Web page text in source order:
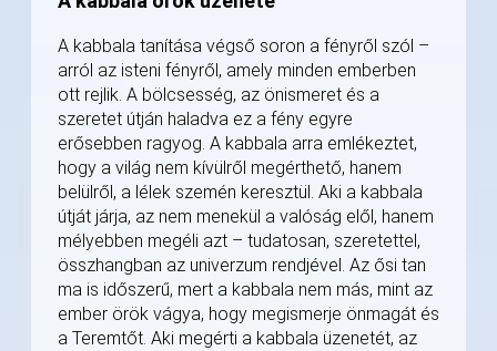
A kabbala tanítása végső soron a fényről szól –
arról az isteni fényről, amely minden emberben
ott rejlik. A bölcsesség, az önismeret és a
szeretet útján haladva ez a fény egyre
erősebben ragyog. A kabbala arra emlékeztet,
hogy a világ nem kívülről megérthető, hanem
belülről, a lélek szemén keresztül. Aki a kabbala
útját járja, az nem menekül a valóság elől, hanem
mélyebben megéli azt – tudatosan, szeretettel,
összhangban az univerzum rendjével. Az ősi tan
ma is időszerű, mert a kabbala nem más, mint az
ember örök vágya, hogy megismerje önmagát és
a Teremtőt. Aki megérti a kabbala üzenetét, az